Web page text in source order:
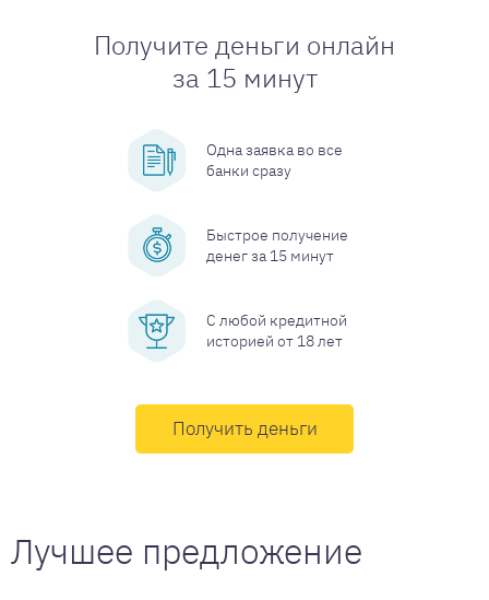
Получите деньги онлайн
за 15 минут
Одна заявка во все
банки сразу
Быстрое получение
денег за 15 минут
С любой кредитной
историей от 18 лет
Получить деньги
Лучшее предложение